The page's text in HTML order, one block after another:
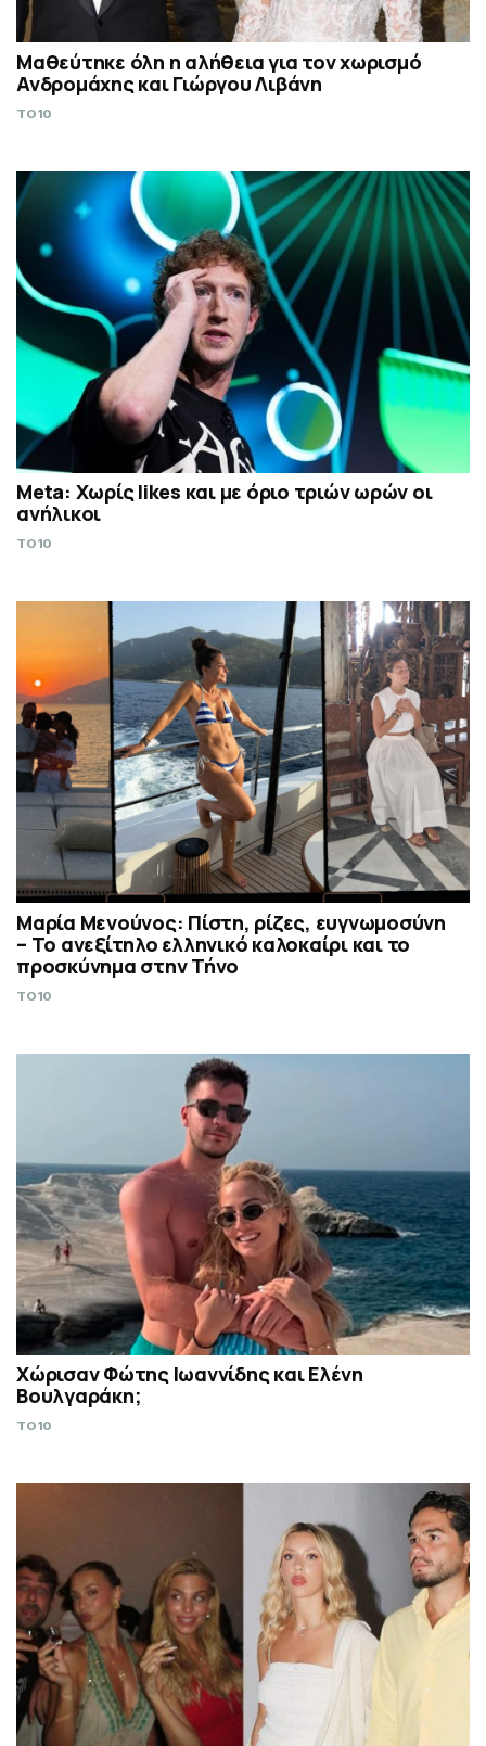
Μαθεύτηκε όλη η αλήθεια για τον χωρισμό
Ανδρομάχης και Γιώργου Λιβάνη
TO10
Meta: Χωρίς likes και με όριο τριών ωρών οι
ανήλικοι
TO10
Μαρία Μενούνος: Πίστη, ρίζες, ευγνωμοσύνη
– Το ανεξίτηλο ελληνικό καλοκαίρι και το
προσκύνημα στην Τήνο
TO10
Χώρισαν Φώτης Ιωαννίδης και Ελένη
Βουλγαράκη;
TO10